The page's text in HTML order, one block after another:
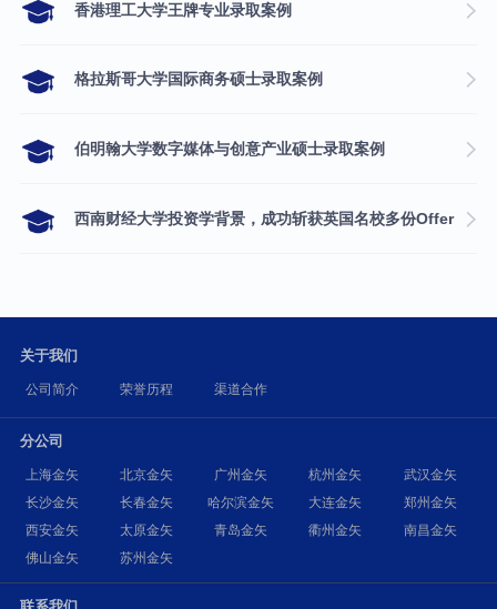
香港理工大学王牌专业录取案例
格拉斯哥大学国际商务硕士录取案例
伯明翰大学数字媒体与创意产业硕士录取案例
西南财经大学投资学背景，成功斩获英国名校多份Offer
关于我们
公司简介 荣誉历程 渠道合作
分公司
上海金矢 北京金矢 广州金矢 杭州金矢
武汉金矢
长沙金矢
长春金矢 哈尔滨金矢 大连金矢
郑州金矢
西安金矢
太原金矢 青岛金矢 衢州金矢
南昌金矢
佛山金矢
苏州金矢